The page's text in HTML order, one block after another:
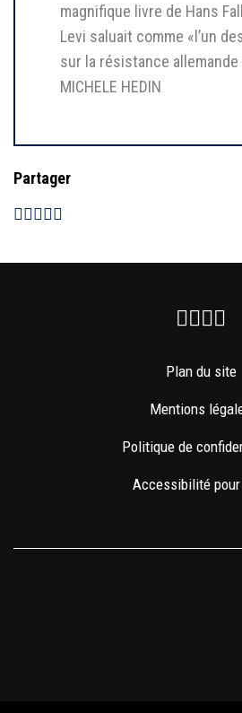
magnifique livre de Hans
Levi saluait comme «l’un
sur la résistance allemande
MICHELE HEDIN
Partager
Plan du site
Mentions
Politique de
Accessibilité